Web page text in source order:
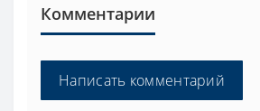
Комментарии
Написать комментарий